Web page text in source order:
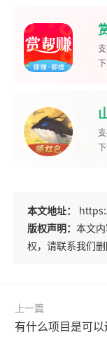
支
下
支
下
本文地址：
版权声明： 本文
权，请联系我们删
上一篇